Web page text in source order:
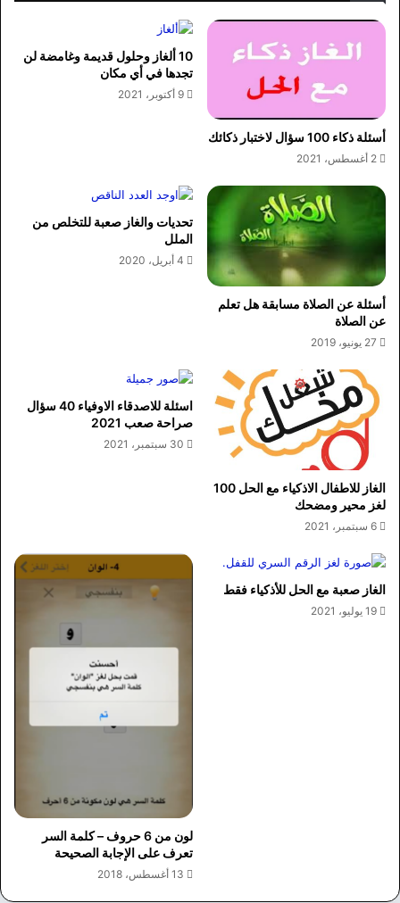
أسئلة ذكاء 100 سؤال لاختبار ذكائك
2 أغسطس، 2021
10 ألغاز وحلول قديمة وغامضة لن
تجدها في أي مكان
9 أكتوبر، 2021
أسئلة عن الصلاة مسابقة هل تعلم
عن الصلاة
27 يونيو، 2019
تحديات والغاز صعبة للتخلص من
الملل
4 أبريل، 2020
الغاز للاطفال الاذكياء مع الحل 100
لغز محير ومضحك
6 سبتمبر، 2021
اسئلة للاصدقاء الاوفياء 40 سؤال
صراحة صعب 2021
30 سبتمبر، 2021
الغاز صعبة مع الحل للأذكياء فقط
19 يوليو، 2021
لون من 6 حروف – كلمة السر
تعرف على الإجابة الصحيحة
13 أغسطس، 2018